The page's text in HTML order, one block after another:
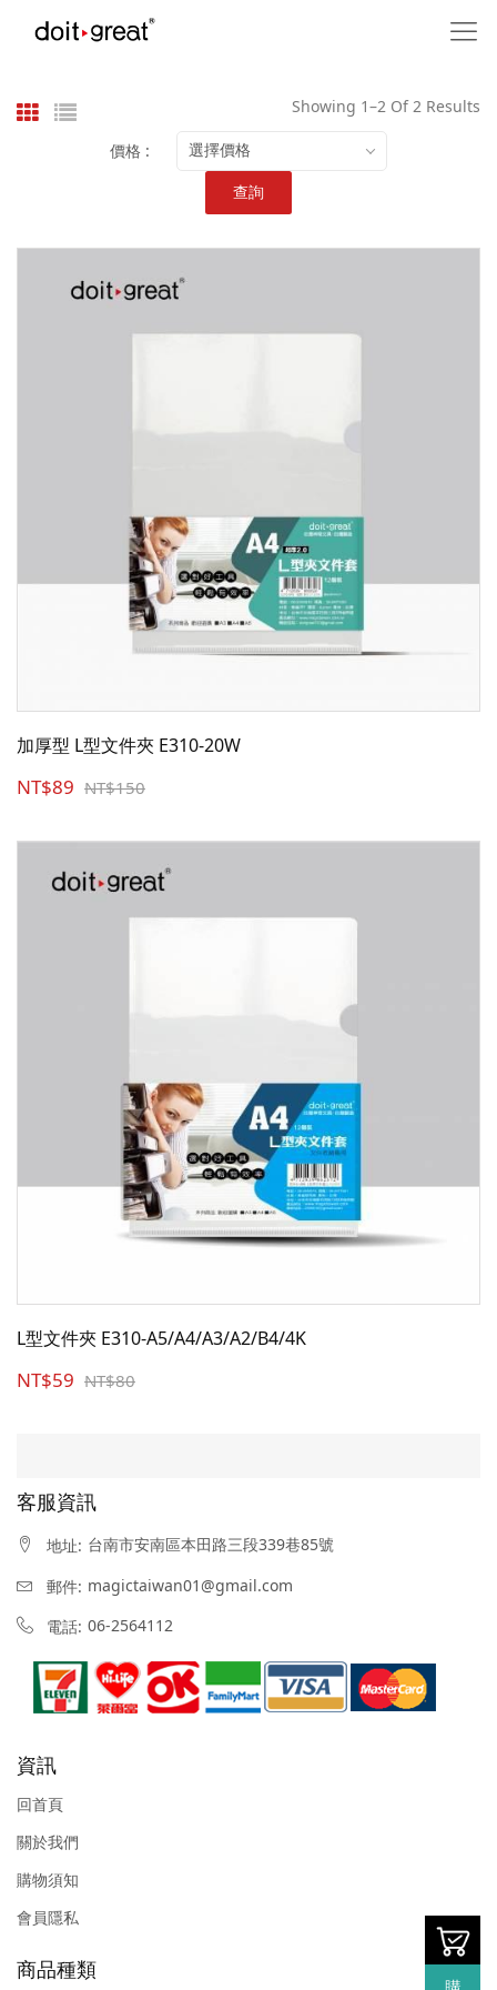
Showing 1–2 Of 2 Results
價格 : 選擇價格
查詢
加厚型 L型文件夾 E310-20W
NT$89 NT$150
L型文件夾 E310-A5/A4/A3/A2/B4/4K
NT$59 NT$80
客服資訊
地址: 台南市安南區本田路三段339巷85號
郵件: magictaiwan01@gmail.com
電話: 06-2564112
資訊
回首頁
關於我們
購物須知
會員隱私
商品種類